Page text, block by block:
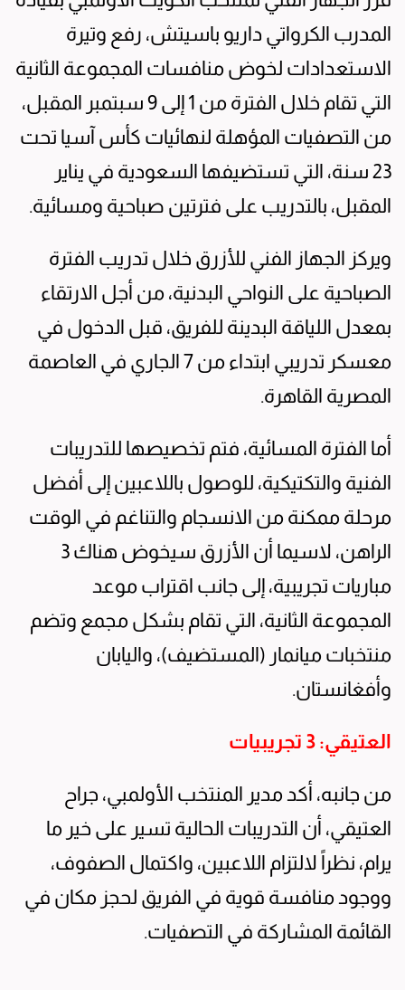
المدرب الكرواتي داريو باسيتش، رفع وتيرة
الاستعدادات لخوض منافسات المجموعة الثانية
التي تقام خلال الفترة من 1 إلى 9 سبتمبر المقبل،
من التصفيات المؤهلة لنهائيات كأس آسيا تحت
23 سنة، التي تستضيفها السعودية في يناير
المقبل، بالتدريب على فترتين صباحية ومسائية.
ويركز الجهاز الفني للأزرق خلال تدريب الفترة
الصباحية على النواحي البدنية، من أجل الارتقاء
بمعدل اللياقة البدينة للفريق، قبل الدخول في
معسكر تدريبي ابتداء من 7 الجاري في العاصمة
المصرية القاهرة.
أما الفترة المسائية، فتم تخصيصها للتدريبات
الفنية والتكتيكية، للوصول باللاعبين إلى أفضل
مرحلة ممكنة من الانسجام والتناغم في الوقت
الراهن، لاسيما أن الأزرق سيخوض هناك 3
مباريات تجريبية، إلى جانب اقتراب موعد
المجموعة الثانية، التي تقام بشكل مجمع وتضم
منتخبات ميانمار (المستضيف)، واليابان
وأفغانستان.
العتيقي: 3 تجريبيات
من جانبه، أكد مدير المنتخب الأولمبي، جراح
العتيقي، أن التدريبات الحالية تسير على خير ما
يرام، نظراً لالتزام اللاعبين، واكتمال الصفوف،
ووجود منافسة قوية في الفريق لحجز مكان في
القائمة المشاركة في التصفيات.